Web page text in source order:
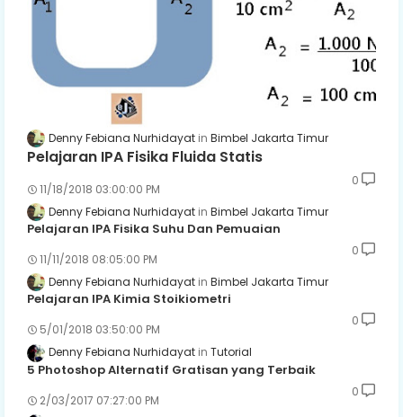
Denny Febiana Nurhidayat Bimbel Jakarta Timur
Pelajaran IPA Fisika Fluida Statis
11/18/2018 03:00:00 PM
0
Denny Febiana Nurhidayat Bimbel Jakarta Timur
Pelajaran IPA Fisika Suhu Dan Pemuaian
11/11/2018 08:05:00 PM
0
Denny Febiana Nurhidayat Bimbel Jakarta Timur
Pelajaran IPA Kimia Stoikiometri
5/01/2018 03:50:00 PM
0
Denny Febiana Nurhidayat Tutorial
5 Photoshop Alternatif Gratisan yang Terbaik
2/03/2017 07:27:00 PM
0